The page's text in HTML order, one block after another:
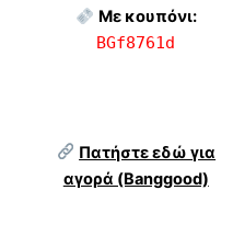
Με κουπόνι:
BGf8761d
Πατήστε εδώ για
αγορά (Banggood)